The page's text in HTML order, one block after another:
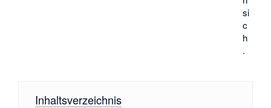
si
c
h
.
Inhaltsverzeichnis